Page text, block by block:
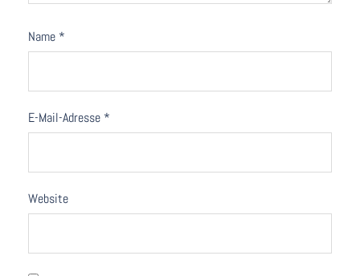
Name *
E-Mail-Adresse *
Website